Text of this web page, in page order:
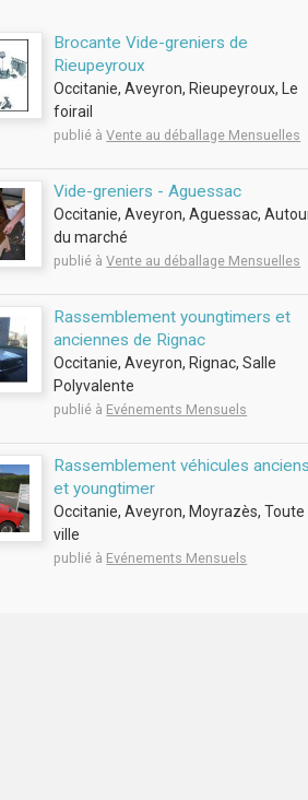
Brocante Vide-greniers de
Rieupeyroux
Occitanie, Aveyron, Rieupeyroux, Le
foirail
publié àVente au déballage Mensuelles
Vide-greniers - Aguessac
Occitanie, Aveyron, Aguessac,
du marché
publié àVente au déballage Mensuelles
Rassemblement youngtimers et
anciennes de Rignac
Occitanie, Aveyron, Rignac, Salle
Polyvalente
publié à Evénements Mensuels
Rassemblement véhicules anciens
et youngtimer
Occitanie, Aveyron, Moyrazès, Toute
ville
publié à Evénements Mensuels